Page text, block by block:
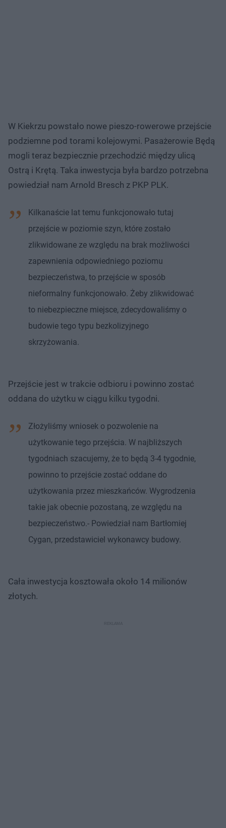
W Kiekrzu powstało nowe pieszo-rowerowe przejście
podziemne pod torami kolejowymi. Pasażerowie Będą
mogli teraz bezpiecznie przechodzić między ulicą
Ostrą i Krętą. Taka inwestycja była bardzo potrzebna
powiedział nam Arnold Bresch z PKP PLK.
Kilkanaście lat temu funkcjonowało tutaj
przejście w poziomie szyn, które zostało
zlikwidowane ze względu na brak możliwości
zapewnienia odpowiedniego poziomu
bezpieczeństwa, to przejście w sposób
nieformalny funkcjonowało. Żeby zlikwidować
to niebezpieczne miejsce, zdecydowaliśmy o
budowie tego typu bezkolizyjnego
skrzyżowania.
Przejście jest w trakcie odbioru i powinno zostać
oddana do użytku w ciągu kilku tygodni.
Złożyliśmy wniosek o pozwolenie na
użytkowanie tego przejścia. W najbliższych
tygodniach szacujemy, że to będą 3-4 tygodnie,
powinno to przejście zostać oddane do
użytkowania przez mieszkańców. Wygrodzenia
takie jak obecnie pozostaną, ze względu na
bezpieczeństwo.- Powiedział nam Bartłomiej
Cygan, przedstawiciel wykonawcy budowy.
Cała inwestycja kosztowała około 14 milionów
złotych.